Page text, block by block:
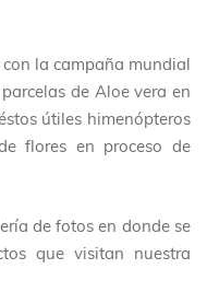
la campaña mundial
de Aloe vera en
útiles himenópteros
flores en proceso de
de fotos en donde se
que visitan nuestra